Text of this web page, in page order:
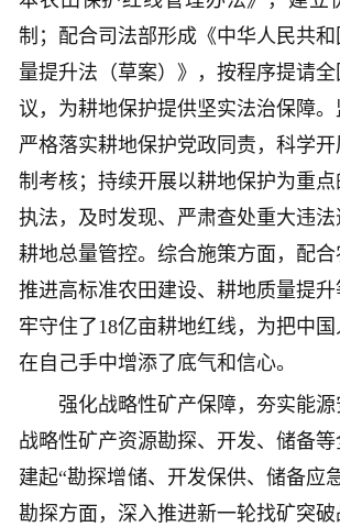
制；配合司法部形成《中华人民共
量提升法（草案）》，按程序提请
议，为耕地保护提供坚实法治保障。
严格落实耕地保护党政同责，科学
制考核；持续开展以耕地保护为重
执法，及时发现、严肃查处重大违
耕地总量管控。综合施策方面，配
推进高标准农田建设、耕地质量提
牢守住了18亿亩耕地红线，为把中
在自己手中增添了底气和信心。
强化战略性矿产保障，夯实能源
战略性矿产资源勘探、开发、储备
建起“勘探增储、开发保供、储备应
勘探方面，深入推进新一轮找矿突